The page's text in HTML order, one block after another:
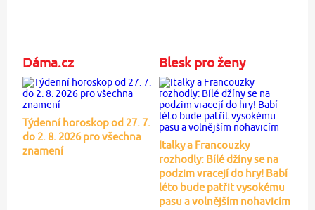
Dáma.cz
Týdenní horoskop od 27. 7.
do 2. 8. 2026 pro všechna
znamení
Blesk pro ženy
Italky a Francouzky
rozhodly: Bílé džíny se na
podzim vracejí do hry! Babí
léto bude patřit vysokému
pasu a volnějším nohavicím